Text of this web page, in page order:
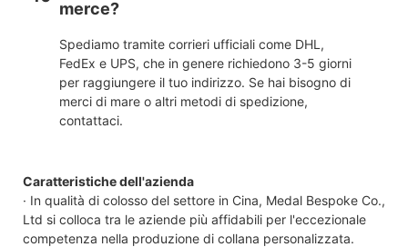
merce?
Spediamo tramite corrieri ufficiali come DHL,
FedEx e UPS, che in genere richiedono 3-5 giorni
per raggiungere il tuo indirizzo. Se hai bisogno di
merci di mare o altri metodi di spedizione,
contattaci.
Caratteristiche dell'azienda
· In qualità di colosso del settore in Cina, Medal Bespoke Co.,
Ltd si colloca tra le aziende più affidabili per l'eccezionale
competenza nella produzione di collana personalizzata.